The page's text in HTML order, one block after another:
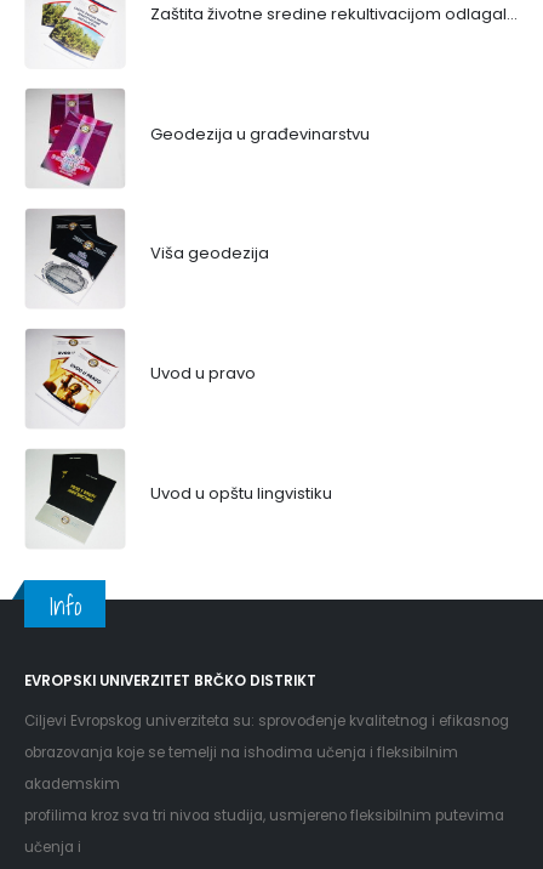
Zaštita životne sredine rekultivacijom odlagališta
Geodezija u građevinarstvu
Viša geodezija
Uvod u pravo
Uvod u opštu lingvistiku
Info
EVROPSKI UNIVERZITET BRČKO DISTRIKT
Ciljevi Evropskog univerziteta su: sprovođenje kvalitetnog i efikasnog
obrazovanja koje se temelji na ishodima učenja i fleksibilnim
akademskim
profilima kroz sva tri nivoa studija, usmjereno fleksibilnim putevima
učenja i